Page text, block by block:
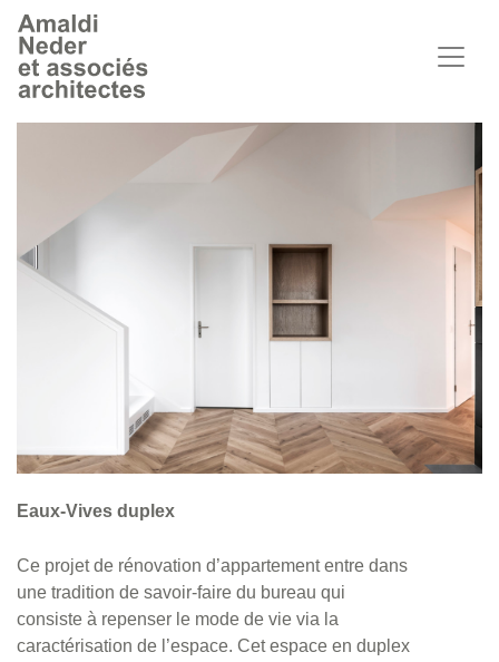
Eaux-Vives duplex
Ce projet de rénovation d’appartement entre dans
une tradition de savoir-faire du bureau qui
consiste à repenser le mode de vie via la
caractérisation de l’espace. Cet espace en duplex